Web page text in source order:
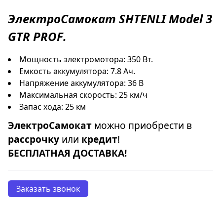
ЭлектроСамокат SHTENLI Model 3
GTR PROF.
Мощность электромотора: 350 Вт.
Емкость аккумулятора: 7.8 Ач.
Напряжение аккумулятора: 36 В
Максимальная скорость: 25 км/ч
Запас хода: 25 км
ЭлектроСамокат можно приобрести в
рассрочку или кредит!
БЕСПЛАТНАЯ ДОСТАВКА!
Заказать звонок